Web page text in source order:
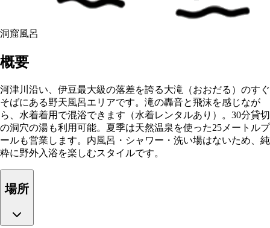
洞窟風呂
概要
河津川沿い、伊豆最大級の落差を誇る大滝（おおだる）のすぐ
そばにある野天風呂エリアです。滝の轟音と飛沫を感じなが
ら、水着着用で混浴できます（水着レンタルあり）。30分貸切
の洞穴の湯も利用可能。夏季は天然温泉を使った25メートルプ
ールも営業します。内風呂・シャワー・洗い場はないため、純
粋に野外入浴を楽しむスタイルです。
場所